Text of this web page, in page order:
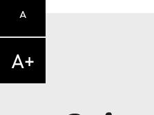
A
A+